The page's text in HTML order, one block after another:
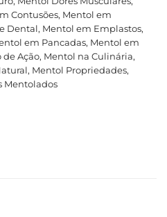
Contusões, Mentol em
Dental, Mentol em Emplastos,
em Pancadas, Mentol em
de Ação, Mentol na Culinária,
, Mentol Propriedades,
Mentolados